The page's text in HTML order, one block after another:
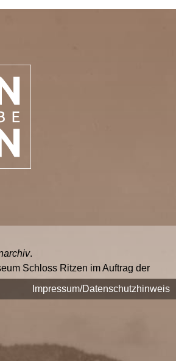
.
Schloss Ritzen im Auftrag der
fest.
zu Themen und Zeitzeugen
Erbe Saalfeldens
Impressum/Datenschutzhinweis